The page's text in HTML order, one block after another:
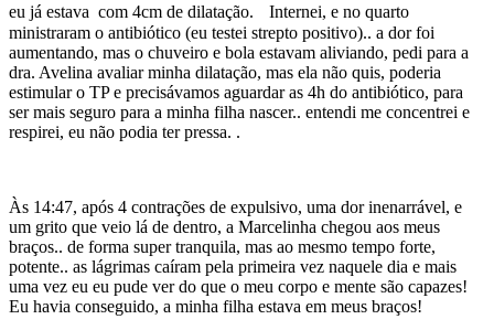
eu já estava com 4cm de dilatação. Internei, e no quarto
ministraram o antibiótico (eu testei strepto positivo).. a dor foi
aumentando, mas o chuveiro e bola estavam aliviando, pedi para a
dra. Avelina avaliar minha dilatação, mas ela não quis, poderia
estimular o TP e precisávamos aguardar as 4h do antibiótico, para
ser mais seguro para a minha filha nascer.. entendi me concentrei e
respirei, eu não podia ter pressa. .
Às 14:47, após 4 contrações de expulsivo, uma dor inenarrável, e
um grito que veio lá de dentro, a Marcelinha chegou aos meus
braços.. de forma super tranquila, mas ao mesmo tempo forte,
potente.. as lágrimas caíram pela primeira vez naquele dia e mais
uma vez eu eu pude ver do que o meu corpo e mente são capazes!
Eu havia conseguido, a minha filha estava em meus braços!